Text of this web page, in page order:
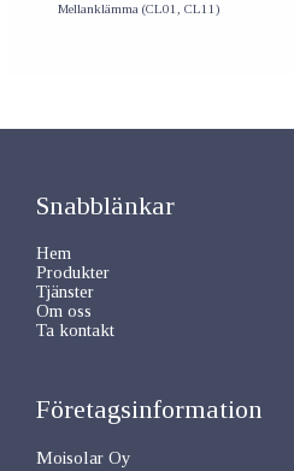
Mellanklämma (CL01, CL11)
Snabblänkar
Hem
Produkter
Tjänster
Om oss
Ta kontakt
Företagsinformation
Moisolar Oy